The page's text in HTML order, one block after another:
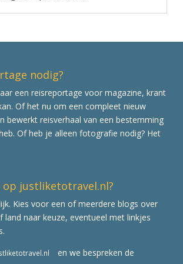
nodig?
een reisreportage voor magazine, krant
Of het nu om een compleet nieuw
bewerkt reisverhaal van een bestemming
Of heb je alleen fotografie nodig? Het
op justliketotravel.nl?
Kies voor een of meerdere blogs over
land naar keuze, eventueel met linkjes
en we bespreken de